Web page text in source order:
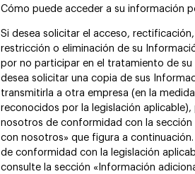
Cómo puede acceder a su información
Si desea solicitar el acceso,
restricción o eliminación de su
por no participar en el tratamiento de su
desea solicitar una copia de sus
transmitirla a otra empresa (en la
reconocidos por la legislación
nosotros de conformidad con la
con nosotros» que figura a
de conformidad con la legislación
consulte la sección «Información